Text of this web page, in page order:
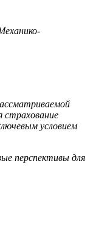
страхование
условием
перспективы для